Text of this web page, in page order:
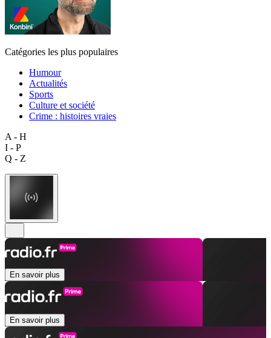
Catégories les plus populaires
Humour
Actualités
Sports
Culture et société
Crime : histoires vraies
A - H
I - P
Q - Z
En savoir plus
En savoir plus